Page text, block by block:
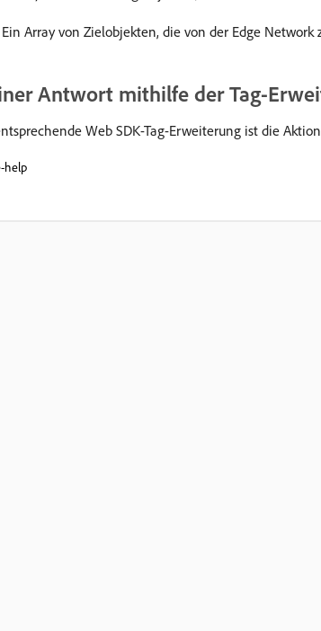
Array von Zielobjekten, die von der Edge Network
Antwort mithilfe der Tag-
Web SDK-Tag-Erweiterung ist die Aktion
help